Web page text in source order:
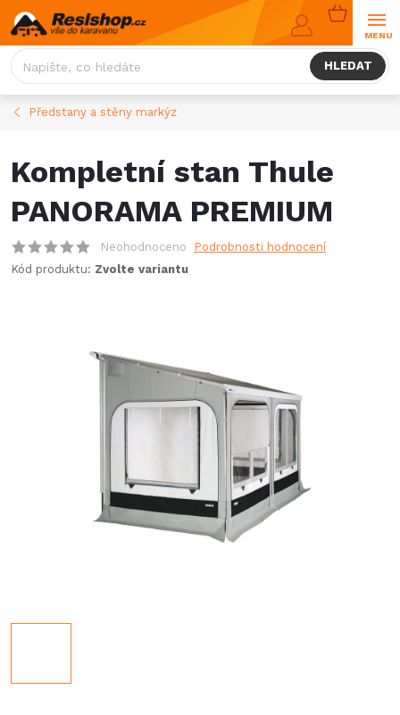
Přejít
na
obsah
HLEDAT
NÁKUPNÍ
KOŠÍK
Předstany a stěny markýz
Kompletní stan Thule
PANORAMA PREMIUM
Neohodnoceno
Podrobnosti hodnocení
Kód produktu: Zvolte variantu